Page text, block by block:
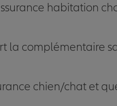
habitation
la complémentaire
chien/chat et